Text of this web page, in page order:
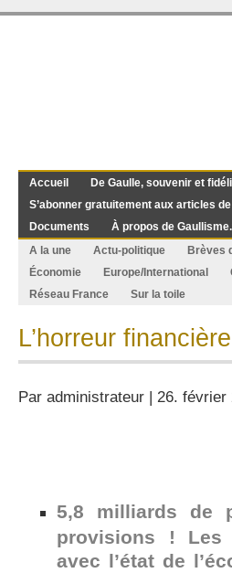
Accueil De Gaulle, souvenir et
S’abonner gratuitement aux articles
Documents
À propos de
A la une
Actu-politique Brèves
Économie
Europe/International
Réseau France
Sur la toile
L’horreur
Par administrateur | 26. février
5,8 milliards de
provisions ! Les
avec l’état de